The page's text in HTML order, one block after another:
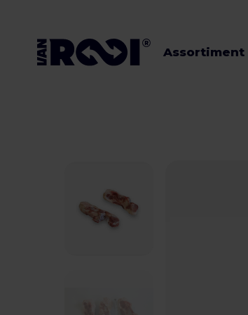
Assortiment
Industrieën